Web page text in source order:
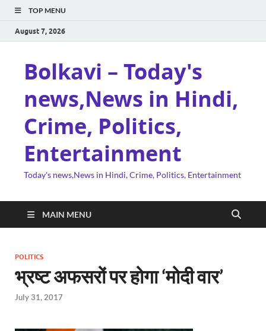
TOP MENU
August 7, 2026
Bolkavi – Today's
news,News in Hindi,
Crime, Politics,
Entertainment
Today's news,News in Hindi, Crime, Politics, Entertainment
MAIN MENU
POLITICS
भ्रष्ट अफसरों पर होगा ‘मोदी वार’
July 31, 2017